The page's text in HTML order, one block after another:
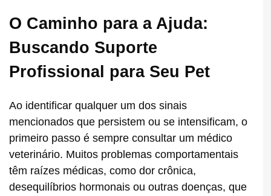
O Caminho para a Ajuda:
Buscando Suporte
Profissional para Seu Pet
Ao identificar qualquer um dos sinais
mencionados que persistem ou se intensificam, o
primeiro passo é sempre consultar um médico
veterinário. Muitos problemas comportamentais
têm raízes médicas, como dor crônica,
desequilíbrios hormonais ou outras doenças, que